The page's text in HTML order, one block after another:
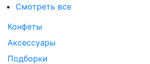
Смотреть все
Конфеты
Аксессуары
Подборки